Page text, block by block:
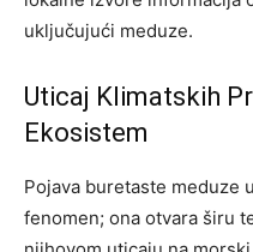
uključujući meduze.
Uticaj Klimatskih
Ekosistem
Pojava buretaste meduze
fenomen; ona otvara širu